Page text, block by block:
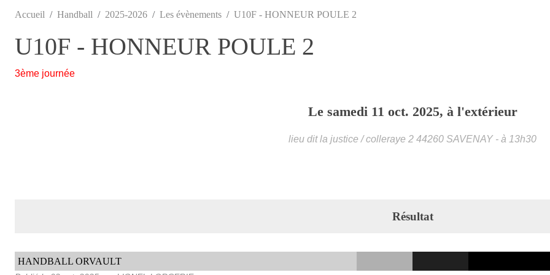
Accueil Handball 2025-2026 Les évènements U10F - HONNEUR POULE 2
U10F - HONNEUR POULE 2
3ème journée
Le samedi 11 oct. 2025, à l'extérieur
lieu dit la justice / colleraye 2 44260 SAVENAY - à 13h30
Résultat
HANDBALL ORVAULT